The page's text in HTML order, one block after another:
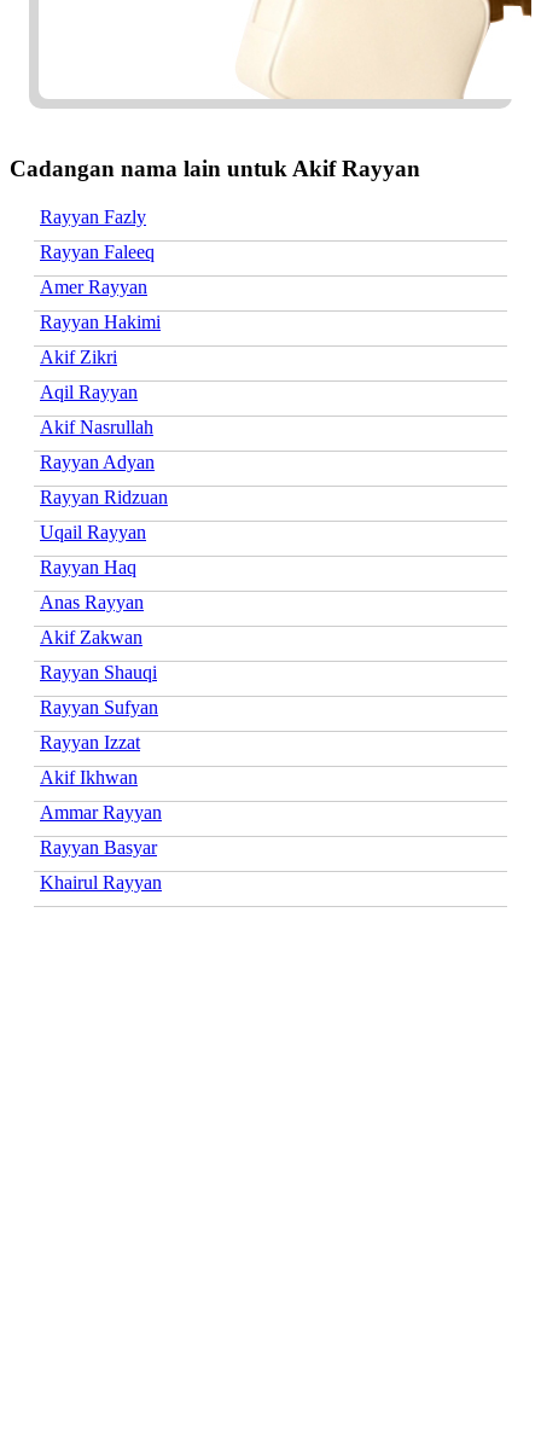
Cadangan nama lain untuk Akif Rayyan
Rayyan Fazly
Rayyan Faleeq
Amer Rayyan
Rayyan Hakimi
Akif Zikri
Aqil Rayyan
Akif Nasrullah
Rayyan Adyan
Rayyan Ridzuan
Uqail Rayyan
Rayyan Haq
Anas Rayyan
Akif Zakwan
Rayyan Shauqi
Rayyan Sufyan
Rayyan Izzat
Akif Ikhwan
Ammar Rayyan
Rayyan Basyar
Khairul Rayyan